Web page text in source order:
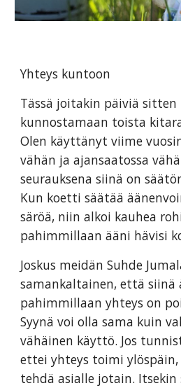
Yhteys kuntoon
Tässä joitakin päiviä sitten
kunnostamaan toista
Olen käyttänyt viime
vähän ja ajansaatossa
seurauksena siinä on
Kun koetti säätää
säröä, niin alkoi kauhea
pahimmillaan ääni hävisi
Joskus meidän Suhde
samankaltainen, että siinä
pahimmillaan yhteys on
Syynä voi olla sama kuin
vähäinen käyttö. Jos
ettei yhteys toimi
tehdä asialle jotain.